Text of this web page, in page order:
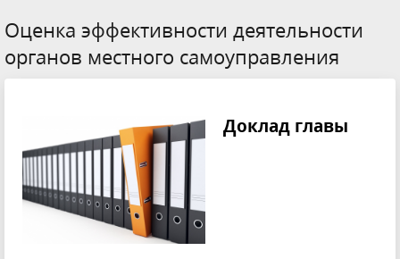
Оценка эффективности деятельности
органов местного самоуправления
Доклад главы